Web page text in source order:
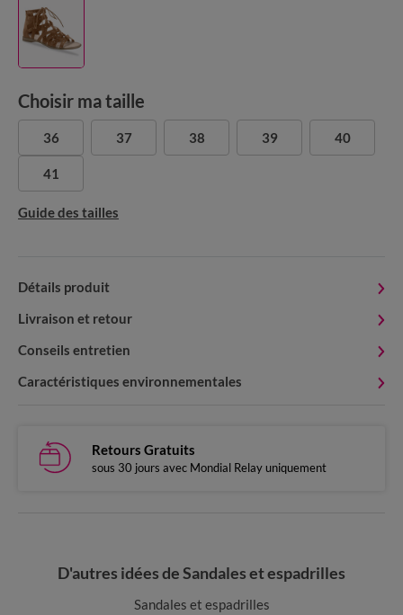
Choisir ma taille
36 37 38 39 40
41
Guide des tailles
Détails produit
Livraison et retour
Conseils entretien
Caractéristiques environnementales
Retours Gratuits
sous 30 jours avec Mondial Relay uniquement
D'autres idées de Sandales et espadrilles
Sandales et espadrilles